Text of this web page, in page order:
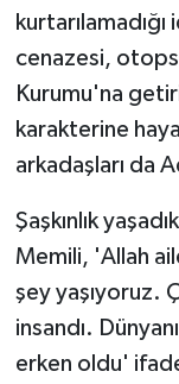
cenazesi,
Kurumu'na
karakterine
arkadaşları da
Şaşkınlık
Memili, 'Allah
şey yaşıyoruz.
insandı.
erken oldu'